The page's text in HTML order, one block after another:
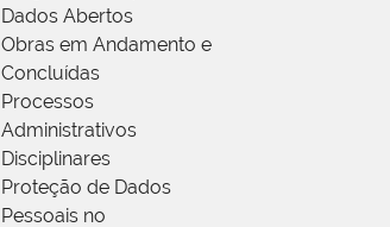
Dados Abertos
Obras em Andamento e
Concluídas
Processos
Administrativos
Disciplinares
Proteção de Dados
Pessoais no